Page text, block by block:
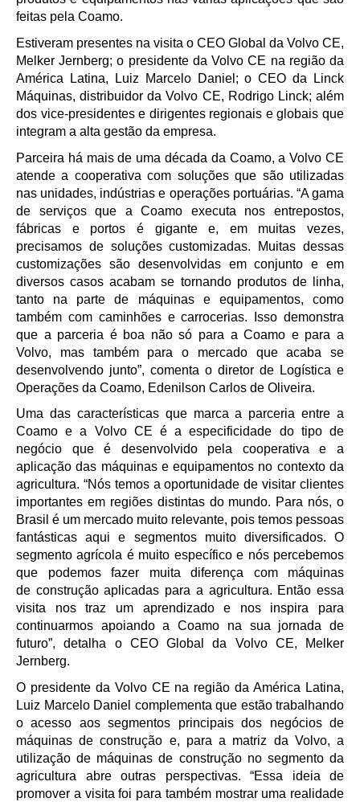
feitas pela Coamo.
Estiveram presentes na visita o CEO Global da Volvo CE,
Melker Jernberg; o presidente da Volvo CE na região da
América Latina, Luiz Marcelo Daniel; o CEO da Linck
Máquinas, distribuidor da Volvo CE, Rodrigo Linck; além
dos vice-presidentes e dirigentes regionais e globais que
integram a alta gestão da empresa.
Parceira há mais de uma década da Coamo, a Volvo CE
atende a cooperativa com soluções que são utilizadas
nas unidades, indústrias e operações portuárias. “A gama
de serviços que a Coamo executa nos entrepostos,
fábricas e portos é gigante e, em muitas vezes,
precisamos de soluções customizadas. Muitas dessas
customizações são desenvolvidas em conjunto e em
diversos casos acabam se tornando produtos de linha,
tanto na parte de máquinas e equipamentos, como
também com caminhões e carrocerias. Isso demonstra
que a parceria é boa não só para a Coamo e para a
Volvo, mas também para o mercado que acaba se
desenvolvendo junto”, comenta o diretor de Logística e
Operações da Coamo, Edenilson Carlos de Oliveira.
Uma das características que marca a parceria entre a
Coamo e a Volvo CE é a especificidade do tipo de
negócio que é desenvolvido pela cooperativa e a
aplicação das máquinas e equipamentos no contexto da
agricultura. “Nós temos a oportunidade de visitar clientes
importantes em regiões distintas do mundo. Para nós, o
Brasil é um mercado muito relevante, pois temos pessoas
fantásticas aqui e segmentos muito diversificados. O
segmento agrícola é muito específico e nós percebemos
que podemos fazer muita diferença com máquinas
de construção aplicadas para a agricultura. Então essa
visita nos traz um aprendizado e nos inspira para
continuarmos apoiando a Coamo na sua jornada de
futuro”, detalha o CEO Global da Volvo CE, Melker
Jernberg.
O presidente da Volvo CE na região da América Latina,
Luiz Marcelo Daniel complementa que estão trabalhando
o acesso aos segmentos principais dos negócios de
máquinas de construção e, para a matriz da Volvo, a
utilização de máquinas de construção no segmento da
agricultura abre outras perspectivas. “Essa ideia de
promover a visita foi para também mostrar uma realidade